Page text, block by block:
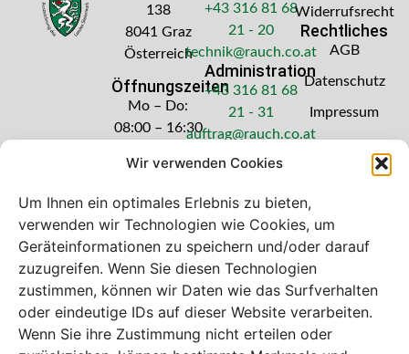
Wir verwenden Cookies
Um Ihnen ein optimales Erlebnis zu bieten,
verwenden wir Technologien wie Cookies, um
Geräteinformationen zu speichern und/oder darauf
zuzugreifen. Wenn Sie diesen Technologien
zustimmen, können wir Daten wie das Surfverhalten
oder eindeutige IDs auf dieser Website verarbeiten.
Wenn Sie ihre Zustimmung nicht erteilen oder
138
8041 Graz
Österreich
Öffnungszeiten
Mo – Do:
08:00 – 16:30
Freitag: 08:00
+43 316 81 68
21 - 20
technik@rauch.co.at
Administration
+43 316 81 68
21 - 31
auftrag@rauch.co.at
Widerrufsrecht
Rechtliches
AGB
Datenschutz
Impressum
Bei diesem Webshop handelt es sich um
einen B2B-Webshop
A. Rauch GmbH – Ihr Experte aus Österreich für Waagen,